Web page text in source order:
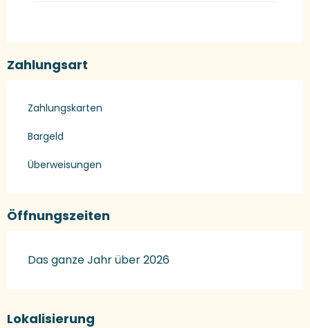
Zahlungsart
Zahlungskarten
Bargeld
Überweisungen
Öffnungszeiten
Das ganze Jahr über 2026
Lokalisierung